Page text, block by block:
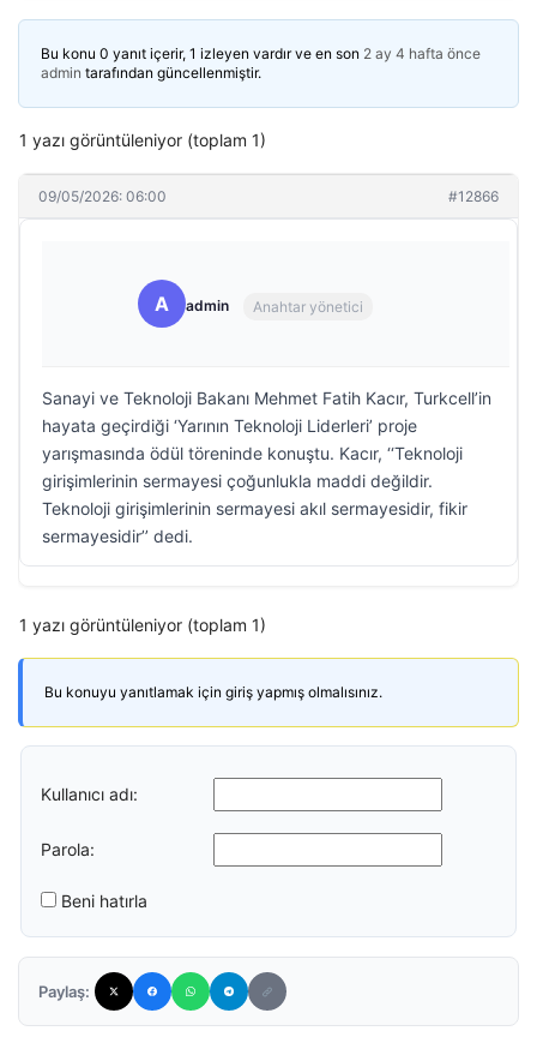
Bu konu 0 yanıt içerir, 1 izleyen vardır ve en son 2 ay 4 hafta önce
admin tarafından güncellenmiştir.
1 yazı görüntüleniyor (toplam 1)
09/05/2026: 06:00 #12866
A admin Anahtar yönetici
Sanayi ve Teknoloji Bakanı Mehmet Fatih Kacır, Turkcell’in
hayata geçirdiği ‘Yarının Teknoloji Liderleri’ proje
yarışmasında ödül töreninde konuştu. Kacır, ‘‘Teknoloji
girişimlerinin sermayesi çoğunlukla maddi değildir.
Teknoloji girişimlerinin sermayesi akıl sermayesidir, fikir
sermayesidir’’ dedi.
1 yazı görüntüleniyor (toplam 1)
Bu konuyu yanıtlamak için giriş yapmış olmalısınız.
Kullanıcı adı:
Parola:
Beni hatırla
Paylaş: